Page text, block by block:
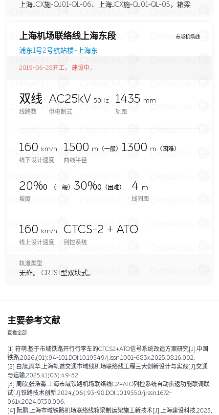
上海JCX施-QJ01-QL-06、上海JCX施-QJ01-QL-05，箱梁
市域机场线
上海机场联络线上海东段
浦东1号2号航站楼~上海东
2019-06-28开工， 建设中...
双线
线路数
AC25kV 50Hz
供电制式
1435 mm
轨距
160
km/h
线下设计速度
1500 m （一般） 1300 m（困难）
曲线半径
20‰ （一般） 30‰ （困难）
坡度
4 m
线间距
160
km/h
线上设计速度
CTCS-2 + ATO
列控系统
轨道类型
无砟。 CRTS I型双块式。
主要参考文献
查看全部…
[1] 符萌.基于市域铁路开行行李车的CTCS2+ATO信号系统改造方案研究[J].中国
铁路,2026,(01):94-101.DOI:10.19549/j.issn.1001-683x.2025.08.16.002.
[2] 白旭,周华.上海轨道交通市域线机场联络线工程三大创新设计与实践[J].交通
与运输,2025,41(03):49-52.
[3] 周欣,张浩淼.上海市域铁路机场联络线C2+ATO列控系统自动折返功能联调联
试[J].铁路技术创新,2024,(06):93-98.DOI:10.19550/j.issn.1672-
061x.2024.07.30.006.
[4] 阮鹏.上海市域铁路机场联络线箱梁制运架施工新技术[J].上海建设科技,2023,